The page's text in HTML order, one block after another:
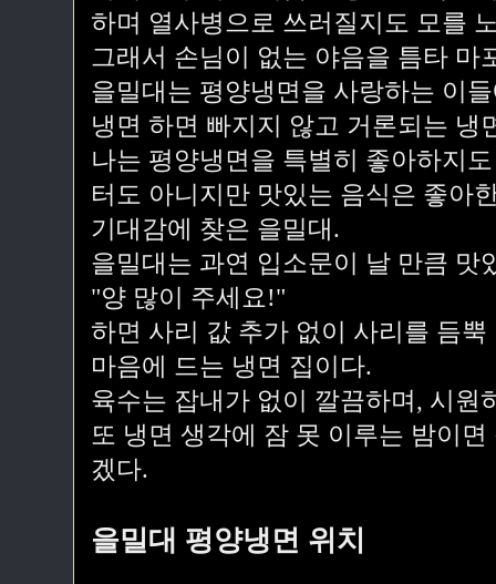
하며 열사병으로 쓰러질지도 모를
그래서 손님이 없는 야음을 틈타 마
을밀대는 평양냉면을 사랑하는 이
냉면 하면 빠지지 않고 거론되는 냉
나는 평양냉면을 특별히 좋아하지
터도 아니지만 맛있는 음식은 좋아
기대감에 찾은 을밀대.
을밀대는 과연 입소문이 날 만큼 맛
"양 많이 주세요!"
하면 사리 값 추가 없이 사리를 듬
마음에 드는 냉면 집이다.
육수는 잡내가 없이 깔끔하며, 시원
또 냉면 생각에 잠 못 이루는 밤이
겠다.
을밀대 평양냉면 위치